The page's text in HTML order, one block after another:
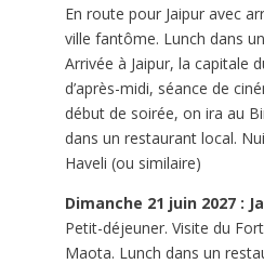
En route pour Jaipur avec
ville fantôme. Lunch dans
Arrivée à Jaipur, la capitale
d’après-midi, séance de
début de soirée, on ira au
dans un restaurant local.
Haveli (ou similaire)
Dimanche 21 juin 2027 :
Petit-déjeuner. Visite du
Maota. Lunch dans un